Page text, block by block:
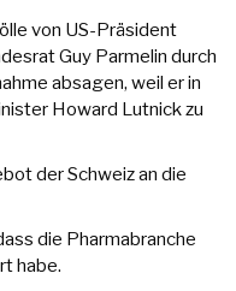
von US-Präsident
Guy Parmelin durch
absagen, weil er in
Howard Lutnick zu
der Schweiz an die
die Pharmabranche
habe.